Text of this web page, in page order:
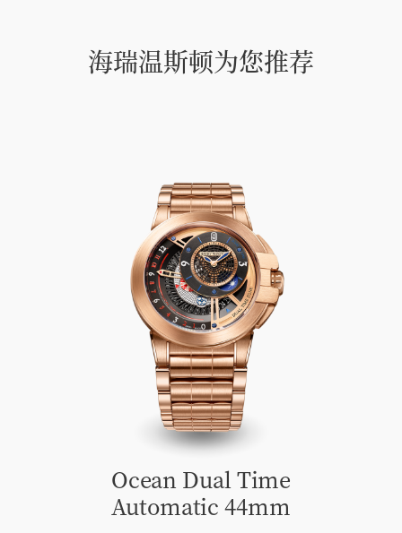
海瑞温斯顿为您推荐
Ocean Dual Time
Automatic 44mm